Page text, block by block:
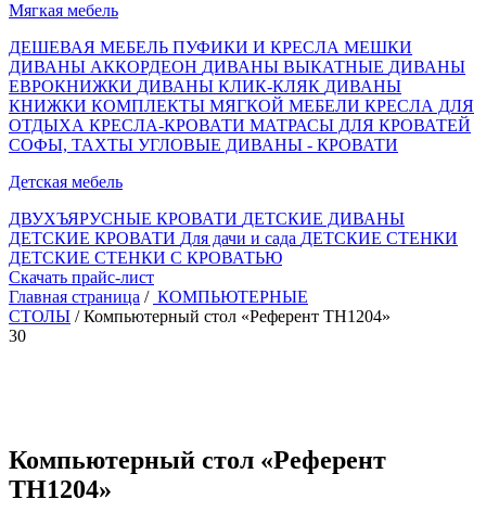
Мягкая мебель
ДЕШЕВАЯ МЕБЕЛЬ ПУФИКИ И КРЕСЛА МЕШКИ
ДИВАНЫ АККОРДЕОН ДИВАНЫ ВЫКАТНЫЕ ДИВАНЫ
ЕВРОКНИЖКИ ДИВАНЫ КЛИК-КЛЯК ДИВАНЫ
КНИЖКИ КОМПЛЕКТЫ МЯГКОЙ МЕБЕЛИ КРЕСЛА ДЛЯ
ОТДЫХА КРЕСЛА-КРОВАТИ МАТРАСЫ ДЛЯ КРОВАТЕЙ
СОФЫ, ТАХТЫ УГЛОВЫЕ ДИВАНЫ - КРОВАТИ
Детская мебель
ДВУХЪЯРУСНЫЕ КРОВАТИ ДЕТСКИЕ ДИВАНЫ
ДЕТСКИЕ КРОВАТИ Для дачи и сада ДЕТСКИЕ СТЕНКИ
ДЕТСКИЕ СТЕНКИ С КРОВАТЬЮ
Скачать прайс-лист
Главная страница / КОМПЬЮТЕРНЫЕ
СТОЛЫ / Компьютерный стол «Референт TH1204»
30
Компьютерный стол «Референт
TH1204»